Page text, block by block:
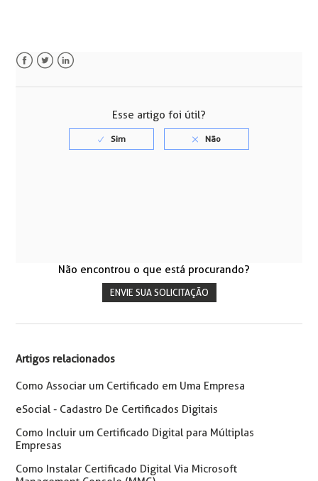
Esse artigo foi útil?
Não encontrou o que está procurando?
ENVIE SUA SOLICITAÇÃO
Artigos relacionados
Como Associar um Certificado em Uma Empresa
eSocial - Cadastro De Certificados Digitais
Como Incluir um Certificado Digital para Múltiplas
Empresas
Como Instalar Certificado Digital Via Microsoft